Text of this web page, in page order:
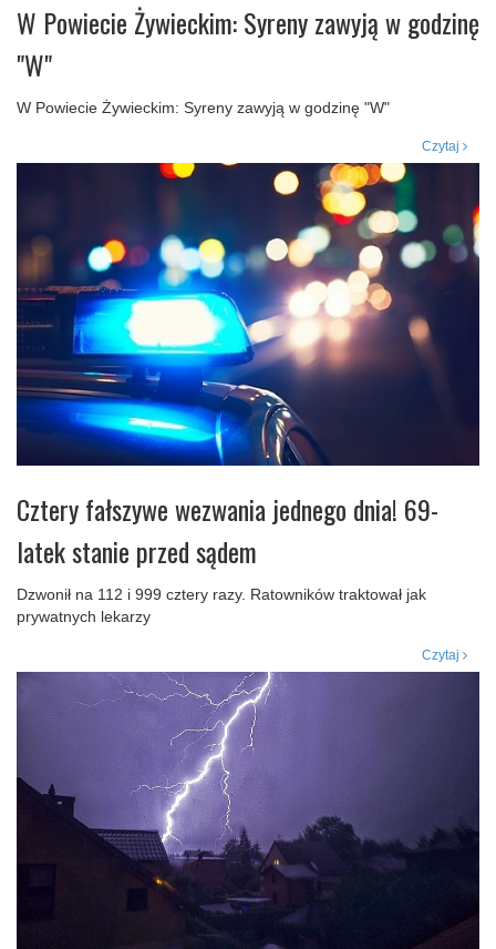
W Powiecie Żywieckim: Syreny zawyją w godzinę
"W"
W Powiecie Żywieckim: Syreny zawyją w godzinę "W"
Czytaj
Cztery fałszywe wezwania jednego dnia! 69-
latek stanie przed sądem
Dzwonił na 112 i 999 cztery razy. Ratowników traktował jak
prywatnych lekarzy
Czytaj